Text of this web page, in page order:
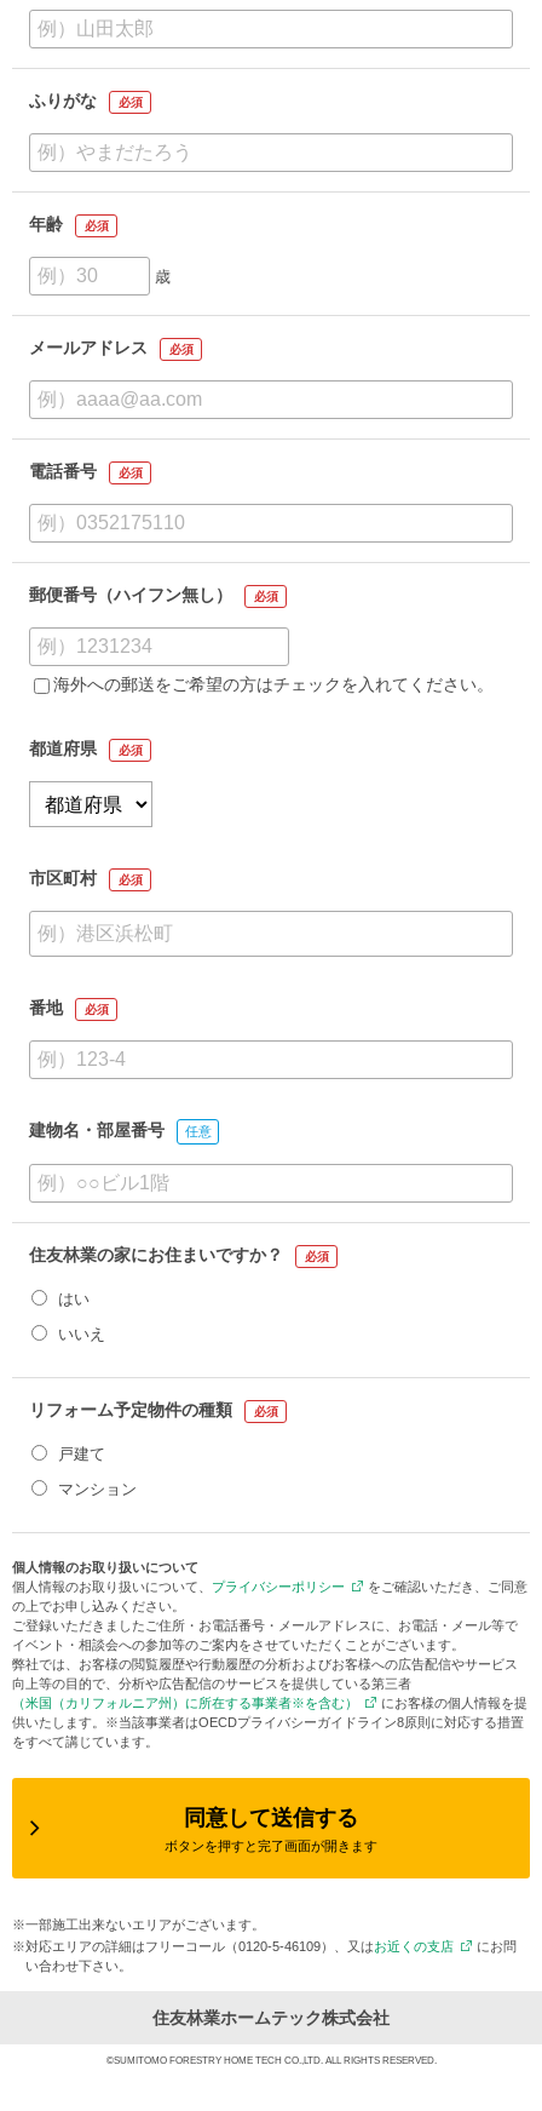
ふりがな 必須
年齢 必須
歳
メールアドレス 必須
電話番号 必須
郵便番号（ハイフン無し） 必須
海外への郵送をご希望の方はチェックを入れてください。
都道府県 必須
市区町村 必須
番地 必須
建物名・部屋番号 任意
住友林業の家にお住まいですか？ 必須
はい
いいえ
リフォーム予定物件の種類 必須
戸建て
マンション
個人情報のお取り扱いについて
個人情報のお取り扱いについて、 プライバシーポリシー
をご確認いただき、ご同意
の上でお申し込みください。
ご登録いただきましたご住所・お電話番号・メールアドレスに、お電話・メール等で
イベント・相談会への参加等のご案内をさせていただくことがございます。
弊社では、お客様の閲覧履歴や行動履歴の分析およびお客様への広告配信やサービス
向上等の目的で、分析や広告配信のサービスを提供している第三者
（米国（カリフォルニア州）に所在する事業者※を含む）
にお客様の個人情報を提
供いたします。※当該事業者はOECDプライバシーガイドライン8原則に対応する措置
をすべて講じています。
同意して送信する
ボタンを押すと完了画面が開きます
※一部施工出来ないエリアがございます。
※対応エリアの詳細はフリーコール（0120-5-46109）、又はお近くの支店
にお問
い合わせ下さい。
住友林業ホームテック株式会社
©SUMITOMO FORESTRY HOME TECH CO.,LTD. ALL RIGHTS RESERVED.